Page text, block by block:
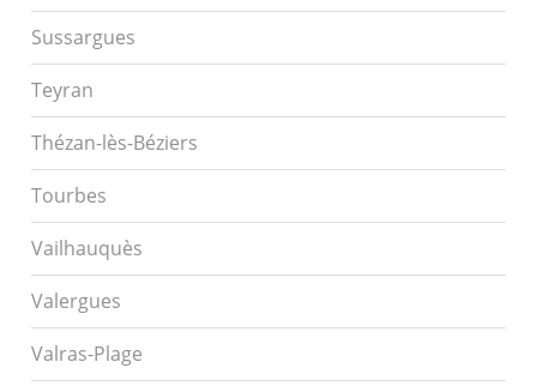
Sussargues
Teyran
Thézan-lès-Béziers
Tourbes
Vailhauquès
Valergues
Valras-Plage